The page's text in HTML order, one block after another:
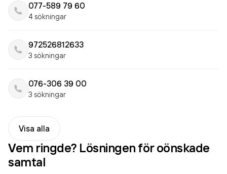
077-589 79 60
4 sökningar
972526812633
3 sökningar
076-306 39 00
3 sökningar
Visa alla
Vem ringde? Lösningen för oönskade
samtal